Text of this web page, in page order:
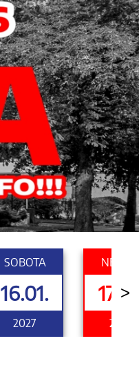
SOBOTA
16.01.
2027 2027
>